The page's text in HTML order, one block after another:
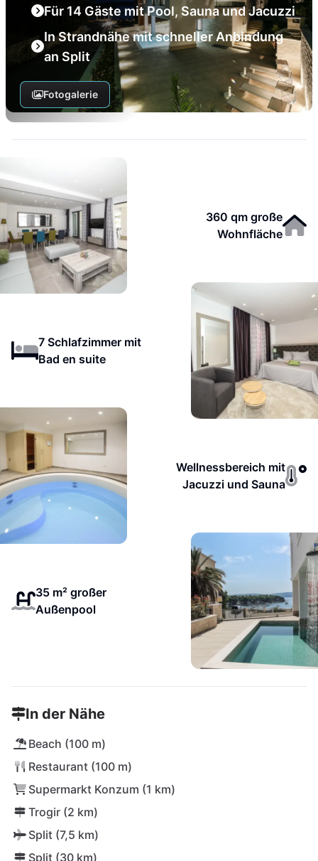
Für 14 Gäste mit Pool, Sauna und Jacuzzi
In Strandnähe mit schneller Anbindung
an Split
Fotogalerie
360 qm große
Wohnfläche
7 Schlafzimmer mit
Bad en suite
Wellnessbereich mit
Jacuzzi und Sauna
35 m² großer
Außenpool
In der Nähe
Beach (100 m)
Restaurant (100 m)
Supermarkt Konzum (1 km)
Trogir (2 km)
Split (7,5 km)
Split (30 km)